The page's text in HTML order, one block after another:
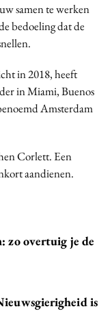
samen te werken
bedoeling dat de
in 2018, heeft
in Miami, Buenos
Amsterdam
Corlett. Een
aandienen.
zo overtuig je de
is